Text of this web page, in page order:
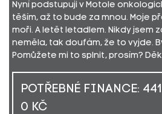
Nyní podstupuji v Motole
těším, až to bude za mnou. Moje
moři. A letět letadlem. Nikdy jsem
neměla, tak doufám, že to vyjde.
Pomůžete mi to splnit, prosím?
POTŘEBNÉ FINANCE:
0 KČ